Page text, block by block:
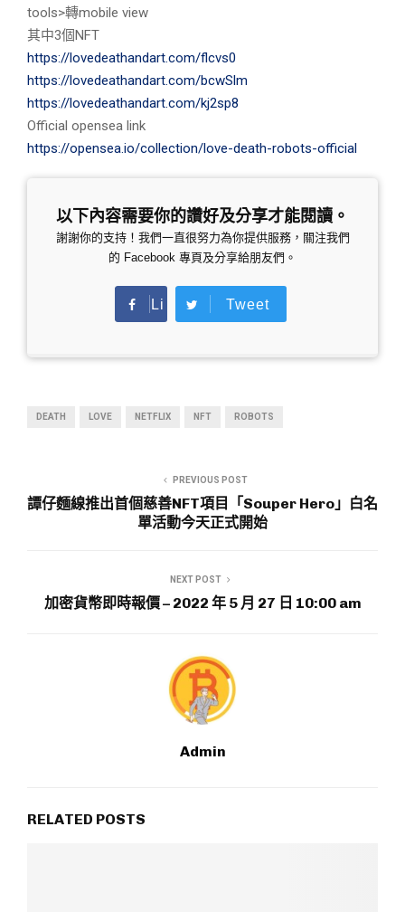
tools>轉mobile view
其中3個NFT
https://lovedeathandart.com/flcvs0
https://lovedeathandart.com/bcwSlm
https://lovedeathandart.com/kj2sp8
Official opensea link
https://opensea.io/collection/love-death-robots-official
以下內容需要你的讚好及分享才能閱讀。
謝謝你的支持！我們一直很努力為你提供服務，關注我們
的 Facebook 專頁及分享給朋友們。
Li Tweet
DEATH LOVE NETFLIX NFT ROBOTS
PREVIOUS POST
譚仔麵線推出首個慈善NFT項目「Souper Hero」白名
單活動今天正式開始
NEXT POST
加密貨幣即時報價 – 2022 年 5 月 27 日 10:00 am
Admin
RELATED POSTS